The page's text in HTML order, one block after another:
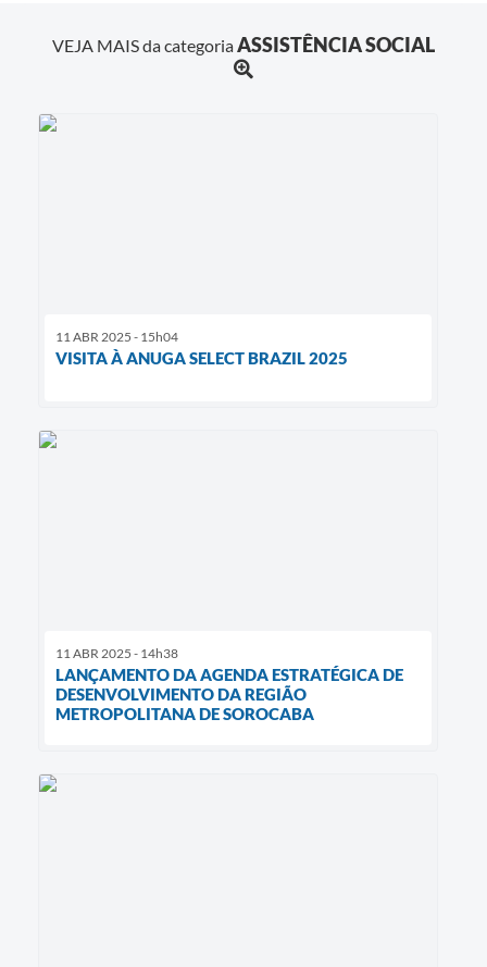
VEJA MAIS da categoriaASSISTÊNCIA SOCIAL
11 ABR 2025 - 15h04
VISITA À ANUGA SELECT BRAZIL 2025
11 ABR 2025 - 14h38
LANÇAMENTO DA AGENDA ESTRATÉGICA DE
DESENVOLVIMENTO DA REGIÃO
METROPOLITANA DE SOROCABA